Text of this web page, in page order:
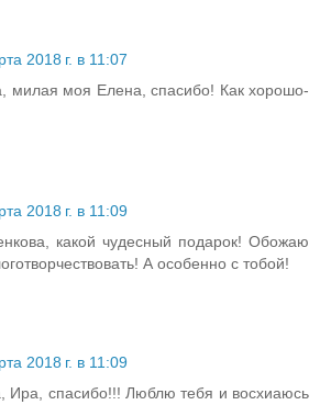
2018 г. в 11:07
милая моя Елена, спасибо! Как хорошо-
2018 г. в 11:09
какой чудесный подарок! Обожаю
А особенно с тобой!
2018 г. в 11:09
Ира, спасибо!!! Люблю тебя и восхиаюсь